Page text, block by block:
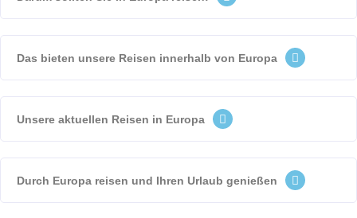
Das bieten unsere Reisen innerhalb von Europa
Unsere aktuellen Reisen in Europa
Durch Europa reisen und Ihren Urlaub genießen